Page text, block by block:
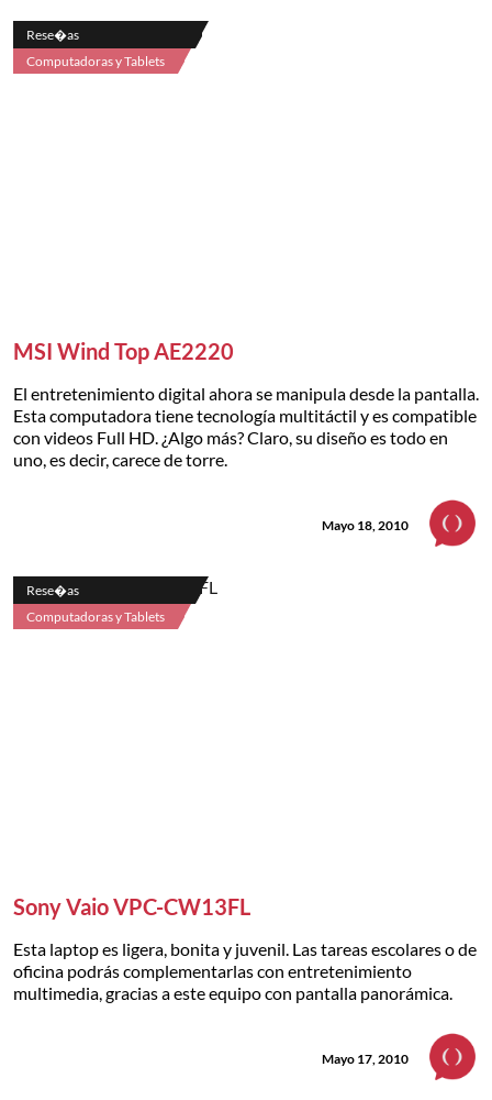
Rese�as
Computadoras y Tablets
MSI Wind Top AE2220
El entretenimiento digital ahora se manipula desde la pantalla.
Esta computadora tiene tecnología multitáctil y es compatible
con videos Full HD. ¿Algo más? Claro, su diseño es todo en
uno, es decir, carece de torre.
Mayo 18, 2010
Rese�as
Computadoras y Tablets
Sony Vaio VPC-CW13FL
Esta laptop es ligera, bonita y juvenil. Las tareas escolares o de
oficina podrás complementarlas con entretenimiento
multimedia, gracias a este equipo con pantalla panorámica.
Mayo 17, 2010